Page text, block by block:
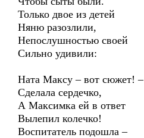
Только двое из детей
Няню разозлили,
Непослушностью своей
Сильно удивили:
Ната Максу – вот сюжет! –
Сделала сердечко,
А Максимка ей в ответ
Вылепил колечко!
Воспитатель подошла –